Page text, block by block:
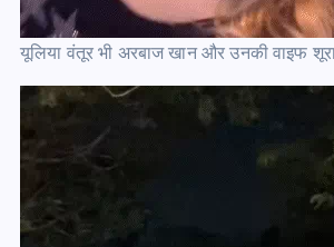
यूलिया वंतूर भी अरबाज खान और उनकी वाइफ